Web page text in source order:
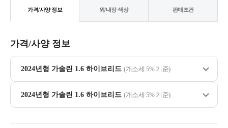
가격/사양 정보 외/내장 색상 판매조건
가격/사양 정보
2024년형 가솔린 1.6 하이브리드 (개소세 5% 기준)
2024년형 가솔린 1.6 하이브리드 (개소세 5% 기준)